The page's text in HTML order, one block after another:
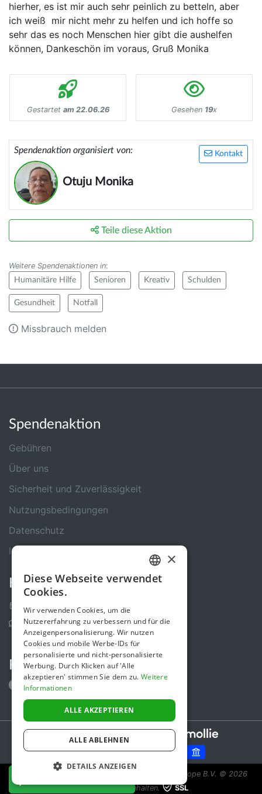
hierher, es ist mir auch sehr peinlich zu betteln, aber
ich weiß mir nicht mehr zu helfen und ich hoffe so
sehr das es noch Menschen hier gibt die aushelfen
können, Dankeschön im voraus, Gruß Monika
Gestartet am 22.06.26 Gesehen 19x
Kontakt
Spendenaktion organisiert von:
Otuju Monika
Teile diese Aktion
Weitere Spendenaktionen in:
Humanitäre Hilfe Senioren Kreativ Schulden
Gesundheit Notfall
Missbrauch melden
Spendenaktion
Gebühren
Über uns
Sicherheit und Zuverlässigkeit
Nutzungsbedingungen
Datenschutz
Impressum
Kontakt
Kontakt-Formular
Support Center
Folge uns
Secure payments powered by
Spendenaktion ist eine Initiative von Sponsor Europe B.V. © 2026
Alle Rechte vorbehalten.
SSL
GERMAN
×
Diese Webseite verwendet
Cookies.
Wir verwenden Cookies, um die
Nutzererfahrung zu verbessern und für die
Anzeigenpersonalisierung. Wir nutzen
Cookies und mobile Werbe-IDs für
personalisierte und nicht-personalisierte
Werbung. Durch Klicken auf 'Alle
akzeptieren' stimmen Sie dem zu. Weitere
Informationen
ALLE AKZEPTIEREN
ALLE ABLEHNEN
DETAILS ANZEIGEN